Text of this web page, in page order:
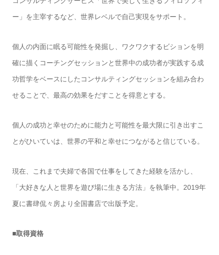
ー」を主宰するなど、世界レベルで自己実現をサポート。
個人の内面に眠る可能性を発掘し、ワクワクするビションを明
確に描くコーチングセッションと世界中の成功者が実践する成
功哲学をベースにしたコンサルティングセッションを組み合わ
せることで、最高の効果をだすことを得意とする。
個人の成功と幸せのために能力と可能性を最大限に引き出すこ
とがひいていは、世界の平和と幸せにつながると信じている。
現在、これまで夫婦で各国で仕事をしてきた経験を活かし、
「大好きな人と世界を遊び場に生きる方法」を執筆中。2019年
夏に書肆侃々房より全国書店で出版予定。
■取得資格